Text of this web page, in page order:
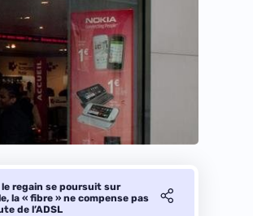
le regain se poursuit sur
la « fibre » ne compense pas
de l’ADSL